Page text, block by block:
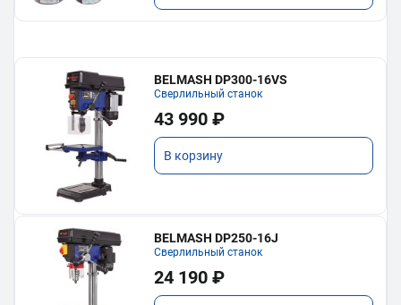
BELMASH DP300-16VS
Сверлильный станок
43 990 ₽
В корзину
BELMASH DP250-16J
Сверлильный станок
24 190 ₽